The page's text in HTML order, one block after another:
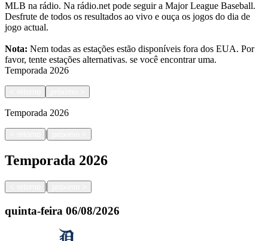
MLB na rádio. Na rádio.net pode seguir a Major League Baseball.
Desfrute de todos os resultados ao vivo e ouça os jogos do dia de
jogo actual.
Nota: Nem todas as estações estão disponíveis fora dos EUA. Por
favor, tente estações alternativas. se você encontrar uma.
Temporada 2026
Temporada 2026
|
Temporada 2026
|
quinta-feira 06/08/2026